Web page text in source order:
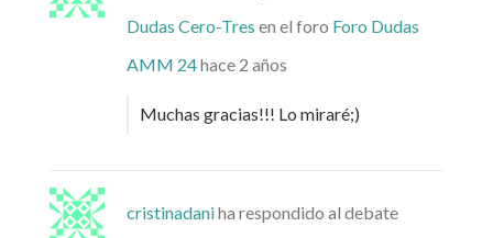
Dudas Cero-Tres en el foro Foro Dudas
AMM 24hace 2 años
Muchas gracias!!! Lo miraré;)
cristinadaniha respondido al debate